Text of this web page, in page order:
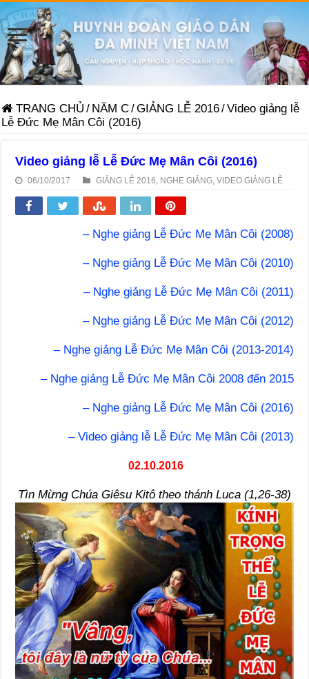
TRANG CHỦ / NĂM C/GIẢNG LỄ 2016/Video giảng lễ
Lễ Đức Mẹ Mân Côi (2016)
Video giảng lễ Lễ Đức Mẹ Mân Côi (2016)
06/10/2017 GIẢNG LỄ 2016 NGHE GIẢNG ,VIDEO GIẢNG LỄ
– Nghe giảng Lễ Đức Mẹ Mân Côi (2008)
– Nghe giảng Lễ Đức Mẹ Mân Côi (2010)
– Nghe giảng Lễ Đức Mẹ Mân Côi (2011)
– Nghe giảng Lễ Đức Mẹ Mân Côi (2012)
– Nghe giảng Lễ Đức Mẹ Mân Côi (2013-2014)
– Nghe giảng Lễ Đức Mẹ Mân Côi 2008 đến 2015
– Nghe giảng Lễ Đức Mẹ Mân Côi (2016)
– Video giảng lễ Lễ Đức Mẹ Mân Côi (2013)
02.10.2016
Tìn Mừng Chúa Giêsu Kitô theo thánh Luca (1,26-38)